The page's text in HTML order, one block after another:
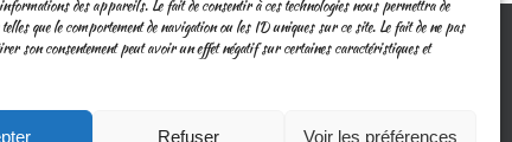
des appareils. Le fait de consentir à ces technologies nous permettra de
telles que le comportement de navigation ou les ID uniques sur ce site. Le fait de ne pas
son consentement peut avoir un effet négatif sur certaines caractéristiques et
Refuser Voir les préférences